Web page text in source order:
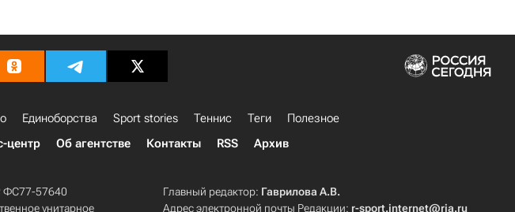
Единоборства Sport stories Теннис Теги
Полезное
центр Об агентстве Контакты RSS Архив
ФС77-57640
унитарное
Главный редактор: Гаврилова А.В.
Адрес электронной почты Редакции: r-sport.internet@ria.ru